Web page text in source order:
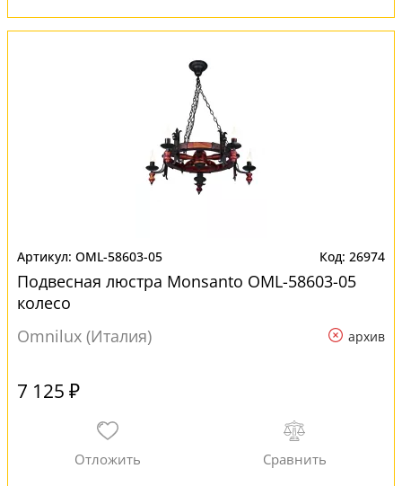
OML-58603-05 26974
Подвесная люстра Monsanto OML-58603-05
колесо
Omnilux (Италия)
архив
7 125 ₽